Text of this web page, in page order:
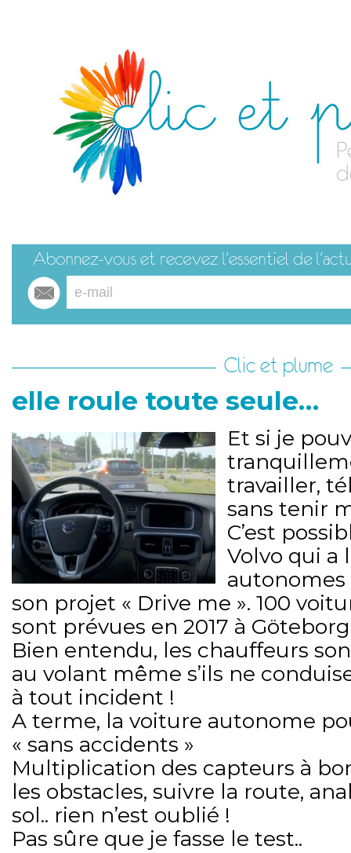
Clic et plume
elle roule toute seule…
Et si je
travailler,
sans tenir
C’est
Volvo qui a
autonomes
son projet « Drive me ». 100
sont prévues en 2017 à
Bien entendu, les chauffeurs
au volant même s’ils ne
à tout incident !
A terme, la voiture autonome
« sans accidents »
Multiplication des capteurs à
les obstacles, suivre la route,
sol.. rien n’est oublié !
Pas sûre que je fasse le test..